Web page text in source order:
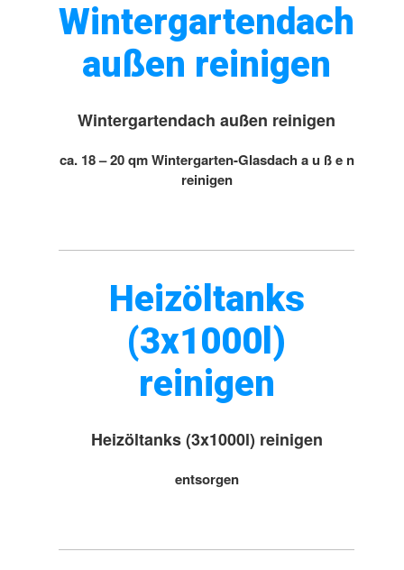
Wintergartendach
außen reinigen
Wintergartendach außen reinigen
ca. 18 – 20 qm Wintergarten-Glasdach a u ß e n
reinigen
Heizöltanks
(3x1000l)
reinigen
Heizöltanks (3x1000l) reinigen
entsorgen